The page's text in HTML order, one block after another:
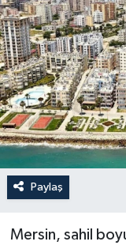
Paylaş
Mersin, sahil